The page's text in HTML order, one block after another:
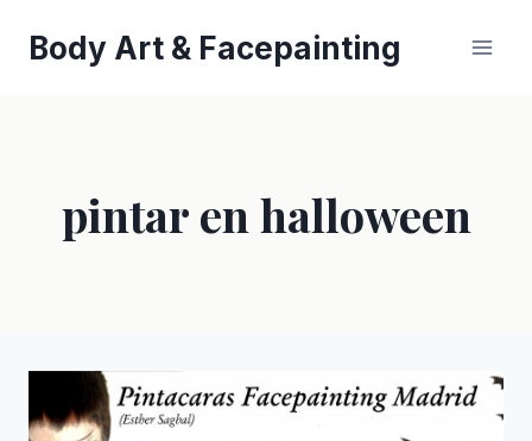
Body Art & Facepainting
pintar en halloween